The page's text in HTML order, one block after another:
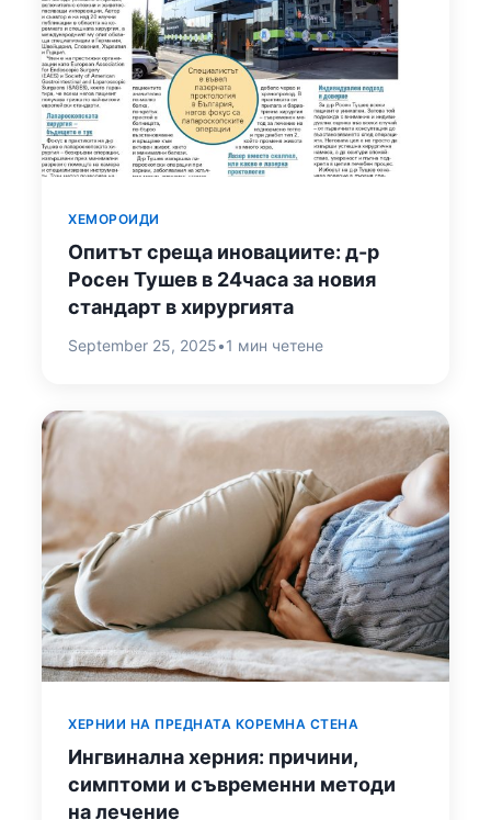
ХЕМОРОИДИ
Опитът среща иновациите: д-р
Росен Тушев в 24часа за новия
стандарт в хирургията
September 25, 2025•1 мин четене
ХЕРНИИ НА ПРЕДНАТА КОРЕМНА СТЕНА
Ингвинална херния: причини,
симптоми и съвременни методи
на лечение